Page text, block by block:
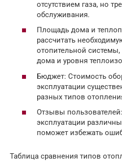
отсутствием газа, но
обслуживания.
Площадь дома и
рассчитать
отопительной
дома и уровня
Бюджет: Стоимость
эксплуатации
разных типов
Отзывы
эксплуатации
поможет избежать
Таблица сравнения типов